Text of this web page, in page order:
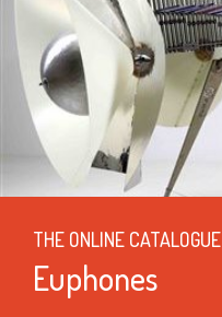
THE ONLINE CATALOGUE
Euphones